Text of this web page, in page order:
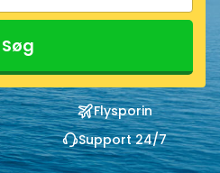
Søg
Flysporin
Support 24/7